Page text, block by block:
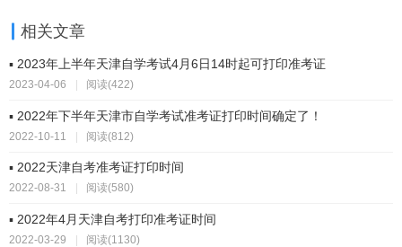
相关文章
▪ 2023年上半年天津自学考试4月6日14时起可打印准考证
2023-04-06 阅读(422)
▪ 2022年下半年天津市自学考试准考证打印时间确定了！
2022-10-11 | 阅读(812)
▪ 2022天津自考准考证打印时间
2022-08-31 阅读(580)
▪ 2022年4月天津自考打印准考证时间
2022-03-29 阅读(1130)